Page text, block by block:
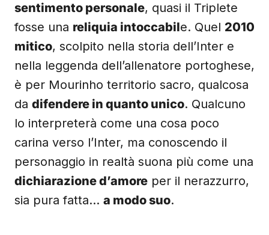
sentimento personale, quasi il Triplete
fosse una reliquia intoccabile. Quel 2010
mitico, scolpito nella storia dell’Inter e
nella leggenda dell’allenatore portoghese,
è per Mourinho territorio sacro, qualcosa
da difendere in quanto unico. Qualcuno
lo interpreterà come una cosa poco
carina verso l’Inter, ma conoscendo il
personaggio in realtà suona più come una
dichiarazione d’amore per il nerazzurro,
sia pura fatta… a modo suo.